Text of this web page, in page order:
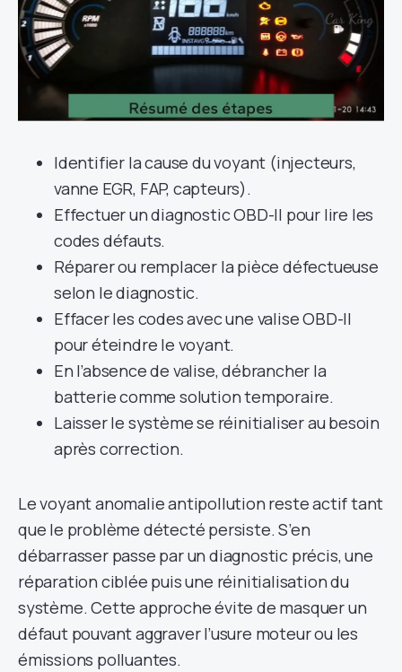
Identifier la cause du voyant (injecteurs,
vanne EGR, FAP, capteurs).
Effectuer un diagnostic OBD-II pour lire les
codes défauts.
Réparer ou remplacer la pièce défectueuse
selon le diagnostic.
Effacer les codes avec une valise OBD-II
pour éteindre le voyant.
En l’absence de valise, débrancher la
batterie comme solution temporaire.
Laisser le système se réinitialiser au besoin
après correction.
Le voyant anomalie antipollution reste actif tant
que le problème détecté persiste. S’en
débarrasser passe par un diagnostic précis, une
réparation ciblée puis une réinitialisation du
système. Cette approche évite de masquer un
défaut pouvant aggraver l’usure moteur ou les
émissions polluantes.